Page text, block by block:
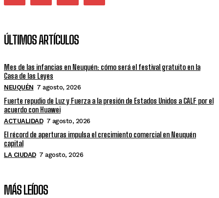
ÚLTIMOS ARTÍCULOS
Mes de las infancias en Neuquén: cómo será el festival gratuito en la
Casa de las Leyes
NEUQUÉN 7 agosto, 2026
Fuerte repudio de Luz y Fuerza a la presión de Estados Unidos a CALF por el
acuerdo con Huawei
ACTUALIDAD 7 agosto, 2026
El récord de aperturas impulsa el crecimiento comercial en Neuquén
capital
LA CIUDAD 7 agosto, 2026
MÁS LEÍDOS